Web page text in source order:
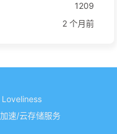
1209
2 个月前
速/云存储服务